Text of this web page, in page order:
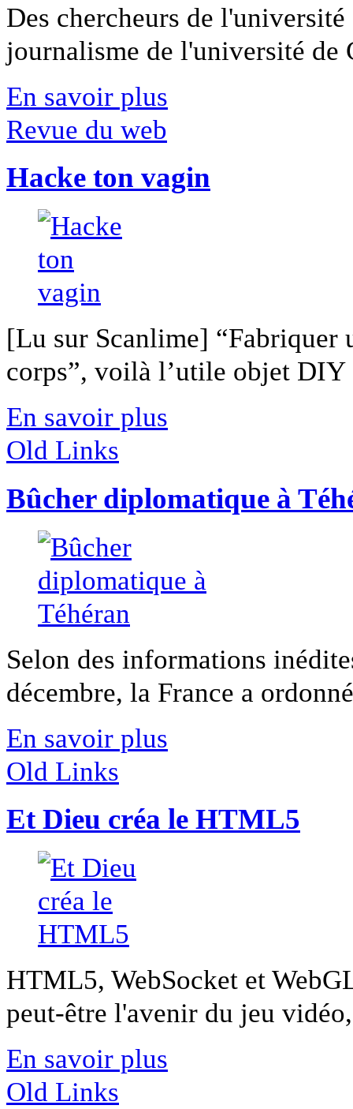
Des chercheurs de
journalisme de l'université
En savoir plus
Revue du web
Hacke ton vagin
[Lu sur Scanlime] “Fabriquer
corps”, voilà l’utile objet
En savoir plus
Old Links
Bûcher diplomatique à
Selon des informations
décembre, la France a
En savoir plus
Old Links
Et Dieu créa le HTML5
HTML5, WebSocket et
peut-être l'avenir du jeu
En savoir plus
Old Links